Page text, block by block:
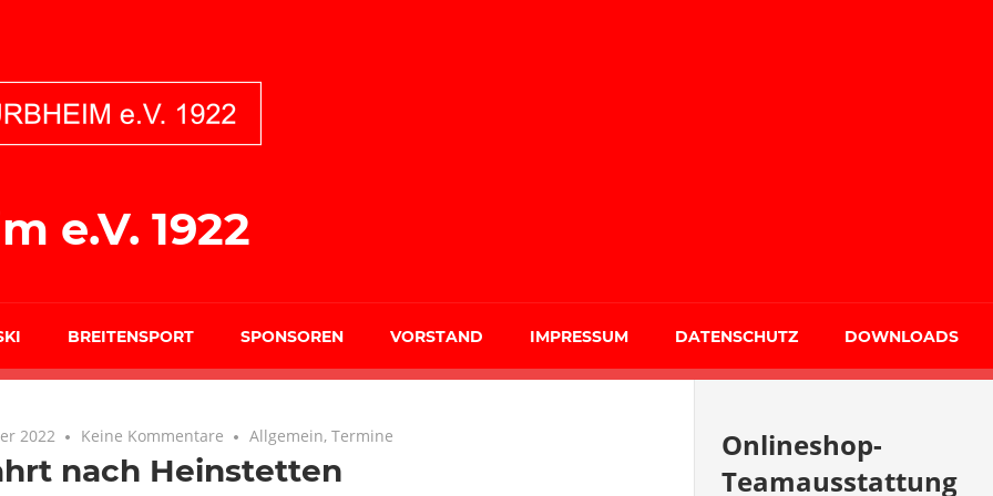
e.V. 1922
BREITENSPORT SPONSOREN VORSTAND IMPRESSUM DATENSCHUTZ DOWNLOADS
2022 Keine Kommentare Allgemein,Termine
nach Heinstetten
Onlineshop-
Teamausstattung